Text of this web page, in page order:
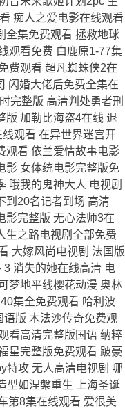
痴人之爱电影在线观看
全集免费观看 拯救地球
观看免费 白鹿原1-77集
费观看 超凡蜘蛛侠2在
闪婚大佬后免费全集在
完整版 高清判处勇者刑
版 加勒比海盗4在线 退
观看 在异世界迷宫开
观看 依兰爱情故事电影
影 女体统电影完整版免
哦我的鬼神大人 电视剧
到20名记者到场 高清
影完整版 无心法师3在
生之路电视剧全部免费
大嫁风尚电视剧 法国版
3 消失的她在线高清 电
梦地平线樱花动漫 奥林
集全免费观看 哈利波
版 木法沙传奇免费观
看高清完整版国语 纳粹
星完整版免费观看 跛豪
特攻 无人高清电视剧 哪
型如涅槃重生 上海圣诞
第8集在线观看 爱很美